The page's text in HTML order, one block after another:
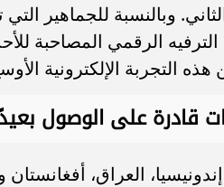
وبالنسبة للجماهير
الترفيه الرقمي المصاحبة
التجربة الإلكترونية
قادرة على الوصول
العراق،